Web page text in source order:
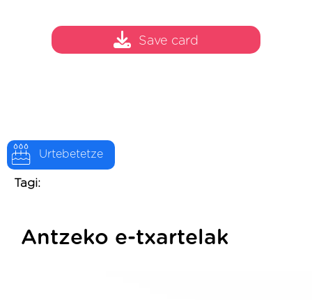
Urtebetetze
Tagi:
Save card
Antzeko e-txartelak